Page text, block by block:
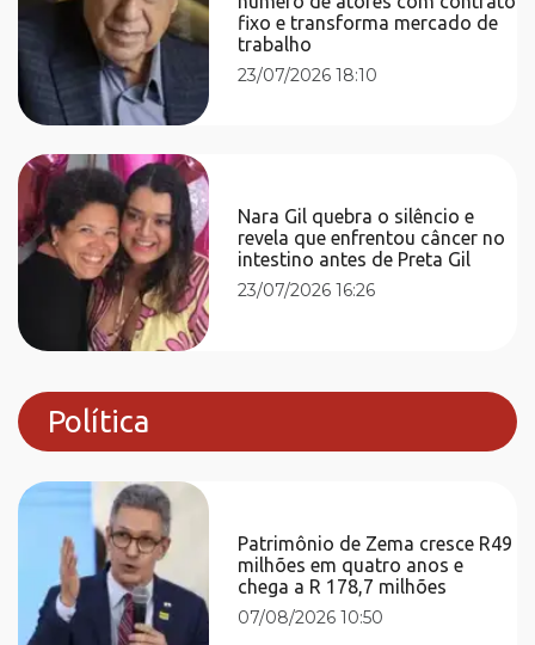
fixo e transforma mercado de
trabalho
23/07/2026 18:10
Nara Gil quebra o silêncio e
revela que enfrentou câncer no
intestino antes de Preta Gil
23/07/2026 16:26
Política
Patrimônio de Zema cresce R49
milhões em quatro anos e
chega a R 178,7 milhões
07/08/2026 10:50